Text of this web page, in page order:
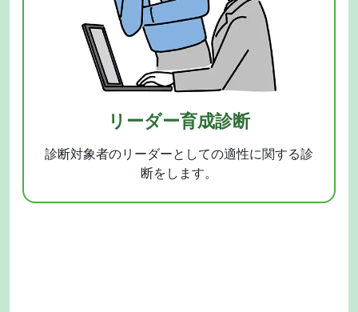
リーダー育成診断
診断対象者のリーダーとしての適性に関する診
断をします。